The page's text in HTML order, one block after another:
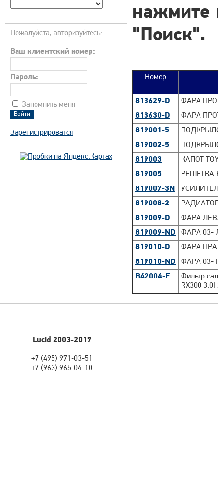
Пожалуйста, авторизуйтесь:
Ваш клиентский номер:
Пароль:
Запомнить меня
Зарегистрироватся
нажмите
"Поиск".
Номер
813629-D
ФАРА
813630-D
ФАРА
819001-5
819002-5
819003
КАПОТ
819005
РЕШЕТКА
819007-3N
819008-2
РАДИАТОР
819009-D
ФАРА
819009-ND
ФАРА 03-
819010-D
ФАРА
819010-ND
ФАРА 03-
B42004-F
Фильтр
RX300 3.0I
Lucid 2003-2017
+7 (495) 971-03-51
+7 (963) 965-04-10